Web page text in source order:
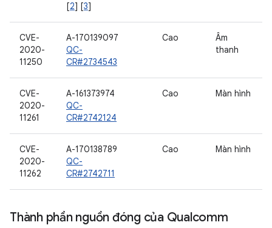
[2] [3]
CVE-
2020-
11250
A-170139097
QC-
CR#2734543
Cao
Âm
thanh
CVE-
2020-
11261
A-161373974
QC-
CR#2742124
Cao Màn hình
CVE-
2020-
11262
A-170138789
QC-
CR#2742711
Cao Màn hình
Thành phần nguồn đóng của Qualcomm